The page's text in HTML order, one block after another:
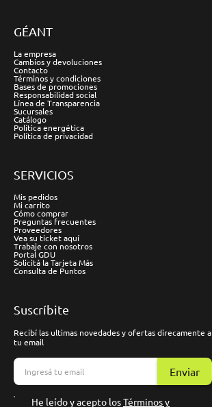
GÉANT
La empresa
Cambios y devoluciones
Contacto
Términos y condiciones
Bases de promociones
Responsabilidad social
Línea de Transparencia
Sucursales
Catálogo
Política energética
Política de privacidad
SERVICIOS
Mis pedidos
Mi carrito
Cómo comprar
Preguntas frecuentes
Proveedores
Vea su ticket aquí
Trabaje con nosotros
Portal GDU
Solicitá la Tarjeta Más
Consulta de Puntos
Suscríbite
Recibí las ultimas novedades y ofertas direcamente a
tu email
Enviar
He leído y acepto losTérminos y